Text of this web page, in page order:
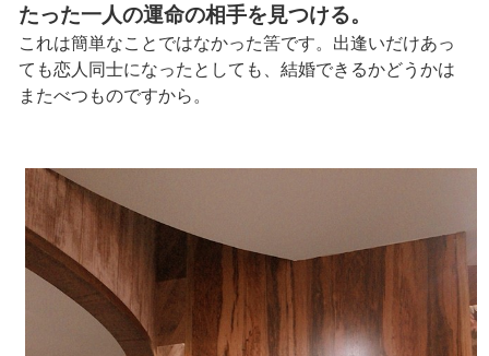
たった一人の運命の相手を見つける。
これは簡単なことではなかった筈です。出逢いだけあっ
ても恋人同士になったとしても、結婚できるかどうかは
またべつものですから。